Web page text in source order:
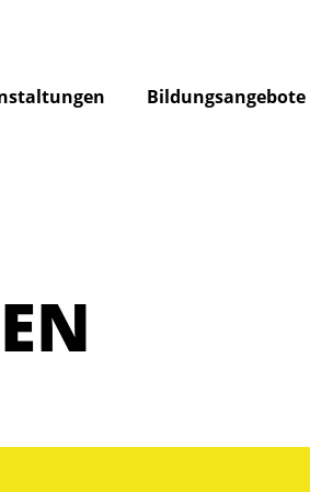
Bildungsangebote